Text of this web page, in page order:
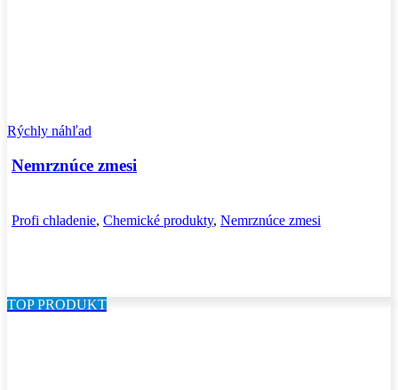
Rýchly náhľad
Nemrznúce zmesi
Profi chladenie, Chemické produkty, Nemrznúce zmesi
TOP PRODUKT